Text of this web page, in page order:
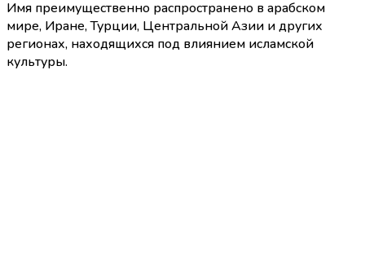
Имя преимущественно распространено в арабском
мире, Иране, Турции, Центральной Азии и других
регионах, находящихся под влиянием исламской
культуры.